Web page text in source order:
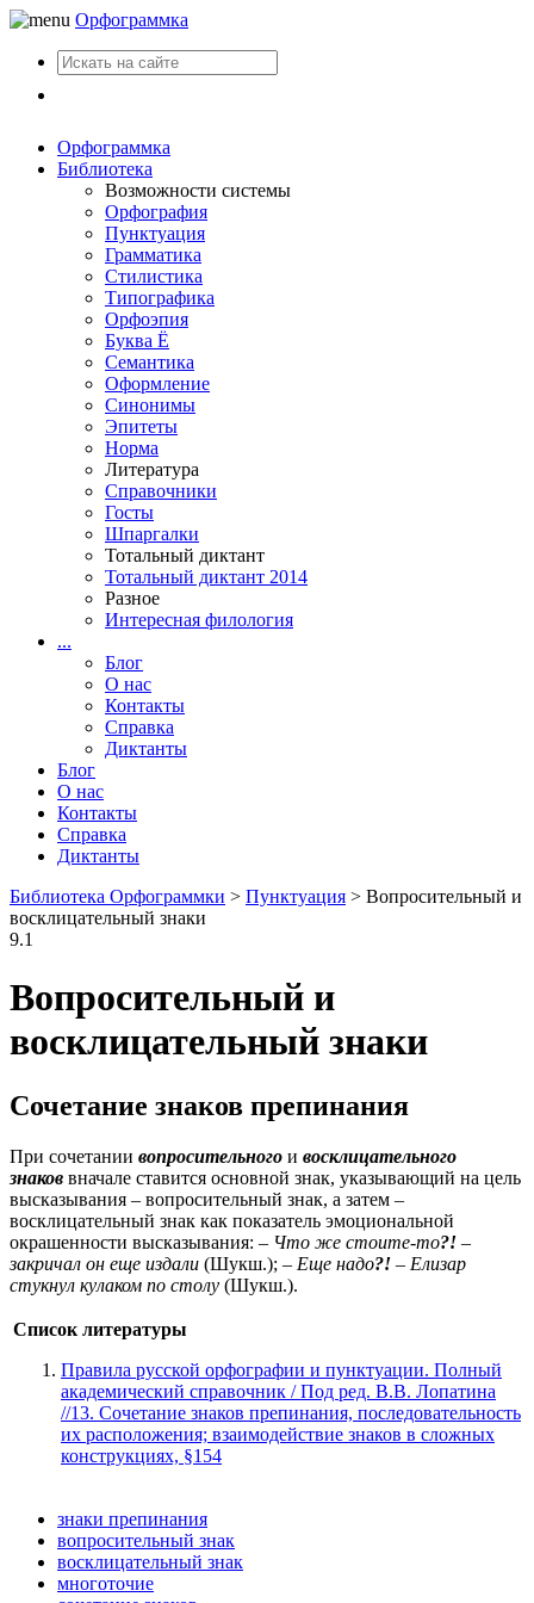
Орфограммка
Орфограммка
Библиотека
Возможности системы
Орфография
Пунктуация
Грамматика
Стилистика
Типографика
Орфоэпия
Буква Ё
Семантика
Оформление
Синонимы
Эпитеты
Норма
Литература
Справочники
Госты
Шпаргалки
Тотальный диктант
Тотальный диктант 2014
Разное
Интересная филология
...
Блог
О нас
Контакты
Справка
Диктанты
Блог
О нас
Контакты
Справка
Диктанты
Библиотека Орфограммки > Пунктуация > Вопросительный и
восклицательный знаки
9.1
Вопросительный и
восклицательный знаки
Сочетание знаков препинания
При сочетании вопросительного и восклицательного
знаков вначале ставится основной знак, указывающий на цель
высказывания – вопросительный знак, а затем –
восклицательный знак как показатель эмоциональной
окрашенности высказывания: – Что же стоите-то?! –
закричал он еще издали (Шукш.); – Еще надо?! – Елизар
стукнул кулаком по столу (Шукш.).
Список литературы
Правила русской орфографии и пунктуации. Полный
академический справочник / Под ред. В.В. Лопатина
//13. Сочетание знаков препинания, последовательность
их расположения; взаимодействие знаков в сложных
конструкциях, §154
знаки препинания
вопросительный знак
восклицательный знак
многоточие